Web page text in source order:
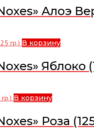
Алоэ
В корзину
Яблоко
В корзину
Роза